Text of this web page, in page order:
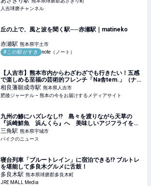
人吉球磨チャンネル
丘の上で、風と波を聞く駅──赤瀬駅｜matineko
赤瀬駅 熊本県宇土市
#この駅がすき
note（ノート）
【人吉市】熊本市内からわざわざでも行きたい！五感
で楽しめる至福の芸術的フレンチ「Na舎tem.」（ナシ
ャトン） | 肥後ジャーナル – 熊本の今をお届けするメ
ディアサイト
相良藩願成寺駅 熊本県人吉市
肥後ジャーナル – 熊本の今をお届けするメディアサイト
九州の鯵にハズレなし!? 島々を渡りながら天草の
『浜崎鮮魚 浜んくら』へ 美味しいアジフライを求
めて走る旅
三角駅 熊本県宇城市
バイクのニュース
寝台列車「ブルートレイン」に宿泊できる⁉ ブルトレ
を堪能して多良木グルメに舌鼓！
多良木駅 熊本県球磨郡多良木町
JRE MALL Media